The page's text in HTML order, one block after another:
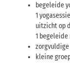
begeleide
1
uitzicht op
1
zorgvuldige
kleine